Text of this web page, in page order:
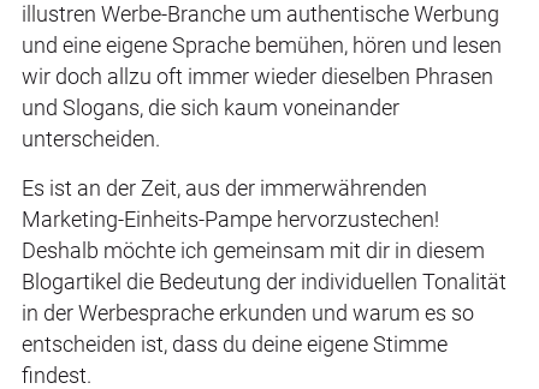
illustren Werbe-Branche um authentische Werbung
und eine eigene Sprache bemühen, hören und lesen
wir doch allzu oft immer wieder dieselben Phrasen
und Slogans, die sich kaum voneinander
unterscheiden.
Es ist an der Zeit, aus der immerwährenden
Marketing-Einheits-Pampe hervorzustechen!
Deshalb möchte ich gemeinsam mit dir in diesem
Blogartikel die Bedeutung der individuellen Tonalität
in der Werbesprache erkunden und warum es so
entscheiden ist, dass du deine eigene Stimme
findest.